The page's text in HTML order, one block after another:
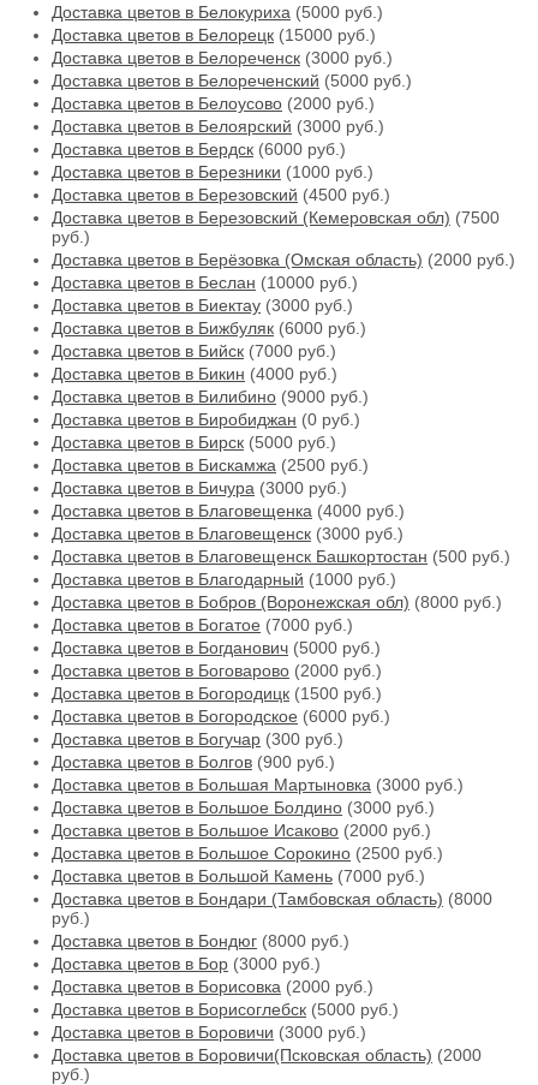
Доставка цветов в Белокуриха (5000 руб.)
Доставка цветов в Белорецк (15000 руб.)
Доставка цветов в Белореченск (3000 руб.)
Доставка цветов в Белореченский (5000 руб.)
Доставка цветов в Белоусово (2000 руб.)
Доставка цветов в Белоярский (3000 руб.)
Доставка цветов в Бердск (6000 руб.)
Доставка цветов в Березники (1000 руб.)
Доставка цветов в Березовский (4500 руб.)
Доставка цветов в Березовский (Кемеровская обл) (7500
руб.)
Доставка цветов в Берёзовка (Омская область) (2000 руб.)
Доставка цветов в Беслан (10000 руб.)
Доставка цветов в Биектау (3000 руб.)
Доставка цветов в Бижбуляк (6000 руб.)
Доставка цветов в Бийск (7000 руб.)
Доставка цветов в Бикин (4000 руб.)
Доставка цветов в Билибино (9000 руб.)
Доставка цветов в Биробиджан (0 руб.)
Доставка цветов в Бирск (5000 руб.)
Доставка цветов в Бискамжа (2500 руб.)
Доставка цветов в Бичура (3000 руб.)
Доставка цветов в Благовещенка (4000 руб.)
Доставка цветов в Благовещенск (3000 руб.)
Доставка цветов в Благовещенск Башкортостан (500 руб.)
Доставка цветов в Благодарный (1000 руб.)
Доставка цветов в Бобров (Воронежская обл) (8000 руб.)
Доставка цветов в Богатое (7000 руб.)
Доставка цветов в Богданович (5000 руб.)
Доставка цветов в Боговарово (2000 руб.)
Доставка цветов в Богородицк (1500 руб.)
Доставка цветов в Богородское (6000 руб.)
Доставка цветов в Богучар (300 руб.)
Доставка цветов в Болгов (900 руб.)
Доставка цветов в Большая Мартыновка (3000 руб.)
Доставка цветов в Большое Болдино (3000 руб.)
Доставка цветов в Большое Исаково (2000 руб.)
Доставка цветов в Большое Сорокино (2500 руб.)
Доставка цветов в Большой Камень (7000 руб.)
Доставка цветов в Бондари (Тамбовская область) (8000
руб.)
Доставка цветов в Бондюг (8000 руб.)
Доставка цветов в Бор (3000 руб.)
Доставка цветов в Борисовка (2000 руб.)
Доставка цветов в Борисоглебск (5000 руб.)
Доставка цветов в Боровичи (3000 руб.)
Доставка цветов в Боровичи(Псковская область) (2000
руб.)